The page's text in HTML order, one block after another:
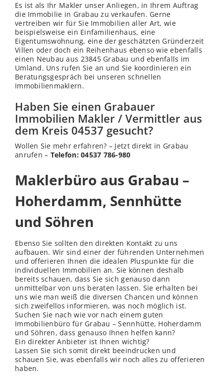
Es ist als Ihr Makler unser Anliegen, in Ihrem Auftrag
die Immobilie in Grabau zu verkaufen. Gerne
vertreiben wir für Sie Immobilien aller Art, wie
beispielsweise ein Einfamilienhaus, eine
Eigentumswohnung, eine der geschätzten Gründerzeit
Villen oder doch ein Reihenhaus ebenso wie ebenfalls
einen Neubau aus 23845 Grabau und ebenfalls im
Umland. Uns rufen Sie an und Sie koordinieren ein
Beratungsgespräch bei unseren schnellen
Immobilienmaklern.
Haben Sie einen Grabauer
Immobilien Makler / Vermittler aus
dem Kreis 04537 gesucht?
Wollen Sie mehr erfahren? – Jetzt direkt in Grabau
anrufen – Telefon: 04537 786-980
Maklerbüro aus Grabau –
Hoherdamm, Sennhütte
und Söhren
Ebenso Sie sollten den direkten Kontakt zu uns
aufbauen. Wir sind einer der führenden Unternehmen
und offerieren Ihnen die idealen Pluspunkte für die
individuellen Immobilien an. Sie können deshalb
bereits schauen, dass Sie sich genauso dann
unmittelbar von uns beraten lassen. Sie erhalten bei
uns wie man weiß die diversen Chancen und können
sich zweifellos informieren, was noch möglich ist.
Suchen Sie nach wie vor nach einem guten
Immobilienbüro für Grabau – Sennhütte, Hoherdamm
und Söhren, dass genauso Ihnen helfen kann?
Ein direkter Anbieter ist Ihnen wichtig?
Lassen Sie sich somit direkt beeindrucken und
schauen Sie, was ebenfalls wir noch alles zu offerieren
haben.